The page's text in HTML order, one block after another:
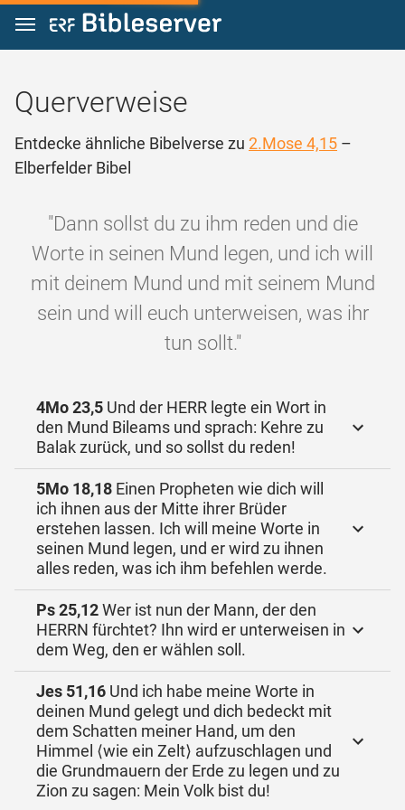
Zum Inhalt springen
Querverweise
Entdecke ähnliche Bibelverse zu 2.Mose 4,15 –
Elberfelder Bibel
"Dann sollst du zu ihm reden und die
Worte in seinen Mund legen, und ich will
mit deinem Mund und mit seinem Mund
sein und will euch unterweisen, was ihr
tun sollt."
4Mo 23,5 Und der HERR legte ein Wort in
den Mund Bileams und sprach: Kehre zu
Balak zurück, und so sollst du reden!
5Mo 18,18 Einen Propheten wie dich will
ich ihnen aus der Mitte ihrer Brüder
erstehen lassen. Ich will meine Worte in
seinen Mund legen, und er wird zu ihnen
alles reden, was ich ihm befehlen werde.
Ps 25,12Wer ist nun der Mann, der den
HERRN fürchtet? Ihn wird er unterweisen in
dem Weg, den er wählen soll.
Jes 51,16 Und ich habe meine Worte in
deinen Mund gelegt und dich bedeckt mit
dem Schatten meiner Hand, um den
Himmel ⟨wie ein Zelt⟩ aufzuschlagen und
die Grundmauern der Erde zu legen und zu
Zion zu sagen: Mein Volk bist du!